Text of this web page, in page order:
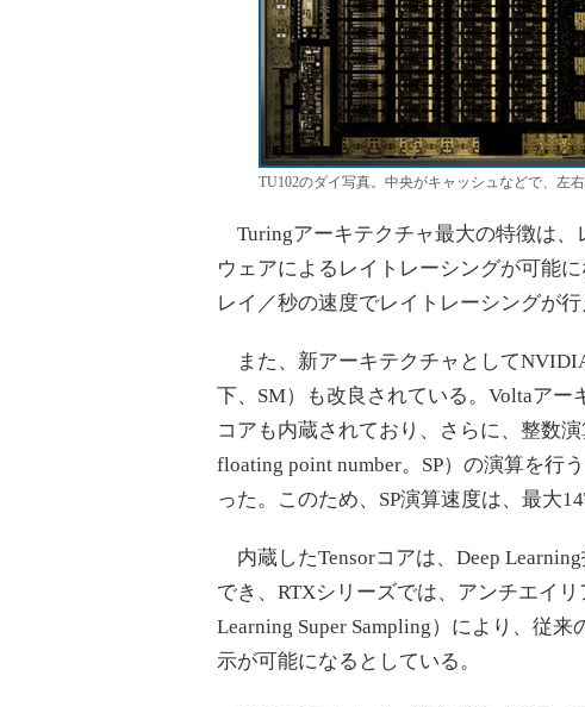
TU102のダイ写真。中央がキャッシュなどで、左
Turingアーキテクチャ最大の特徴は、
ウェアによるレイトレーシングが可能
レイ／秒の速度でレイトレーシングが行
また、新アーキテクチャとして
下、SM）も改良されている。Voltaアー
コアも内蔵されており、さらに、整数
floating point number。SP）の演算を行
った。このため、SP演算速度は、最大
内蔵したTensorコアは、Deep
でき、RTXシリーズでは、アンチエイ
Learning Super Sampling）により、従
示が可能になるとしている。